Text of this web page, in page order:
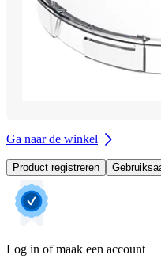
Ga naar de winkel
Product registreren
Log in of maak een account